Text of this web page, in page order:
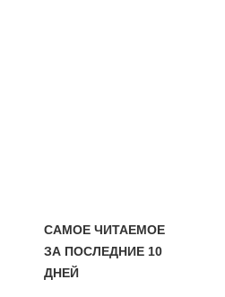
САМОЕ ЧИТАЕМОЕ
ЗА ПОСЛЕДНИЕ 10
ДНЕЙ